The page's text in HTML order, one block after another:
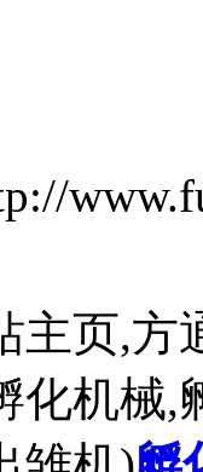
主页,方
化机械,